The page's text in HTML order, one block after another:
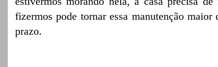
fizermos pode tornar essa manutenção
prazo.